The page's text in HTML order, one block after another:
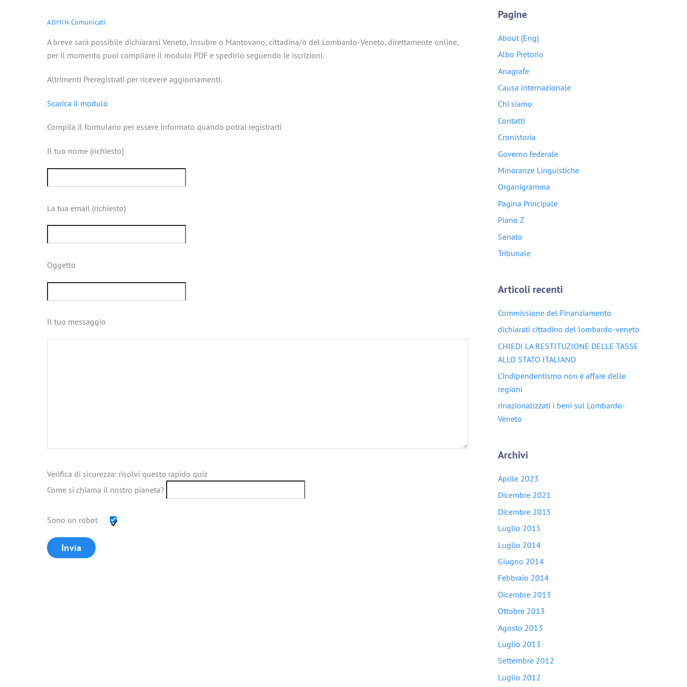
ADMIN Comunicati
A breve sarà possibile dichiararsi Veneto, Insubre o Mantovano, cittadina/o del Lombardo-Veneto, direttamente online,
per il momento puoi compilare il modulo PDF e spedirlo seguendo le iscrizioni.
Altrimenti Preregistrati per ricevere aggiornamenti.
Scarica il modulo
Compila il formulario per essere informato quando potrai registrarti
Il tuo nome (richiesto)
La tua email (richiesto)
Oggetto
Il tuo messaggio
Verifica di sicurezza: risolvi questo rapido quiz
Come si chiama il nostro pianeta?
Sono un robot
Pagine
About (Eng)
Albo Pretorio
Anagrafe
Causa internazionale
Chi siamo
Contatti
Cronistoria
Governo federale
Minoranze Linguistiche
Organigramma
Pagina Principale
Piano Z
Senato
Tribunale
Articoli recenti
Commissione del Finanziamento
dichiarati cittadino del lombardo-veneto
CHIEDI LA RESTITUZIONE DELLE TASSE
ALLO STATO ITALIANO
L’indipendentismo non è affare delle
regioni
rinazionalizzati i beni sul Lombardo-
Veneto
Archivi
Aprile 2023
Dicembre 2021
Dicembre 2015
Luglio 2015
Luglio 2014
Giugno 2014
Febbraio 2014
Dicembre 2013
Ottobre 2013
Agosto 2013
Luglio 2013
Settembre 2012
Luglio 2012